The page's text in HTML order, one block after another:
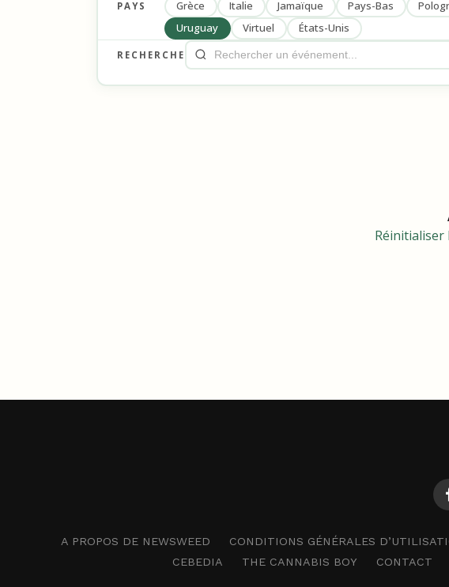
PAYS
Grèce
Italie Jamaïque Pays-Bas
Uruguay
Virtuel États-Unis
RECHERCHE
Réinitialiser
A PROPOS DE NEWSWEED CONDITIONS GÉNÉRALES
CEBEDIA
THE CANNABIS BOY CONTACT